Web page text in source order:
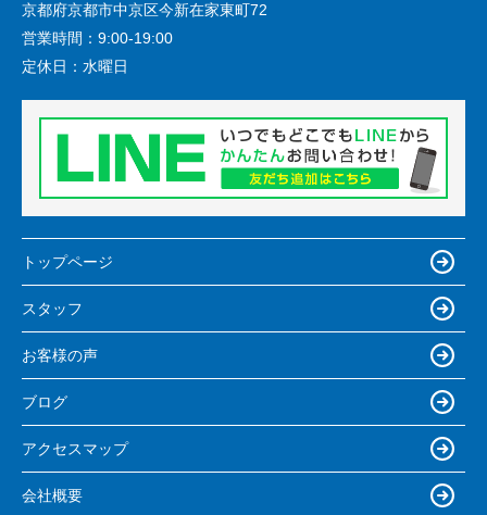
京都府京都市中京区今新在家東町72
営業時間： 9:00-19:00
定休日： 水曜日
トップページ
スタッフ
お客様の声
ブログ
アクセスマップ
会社概要